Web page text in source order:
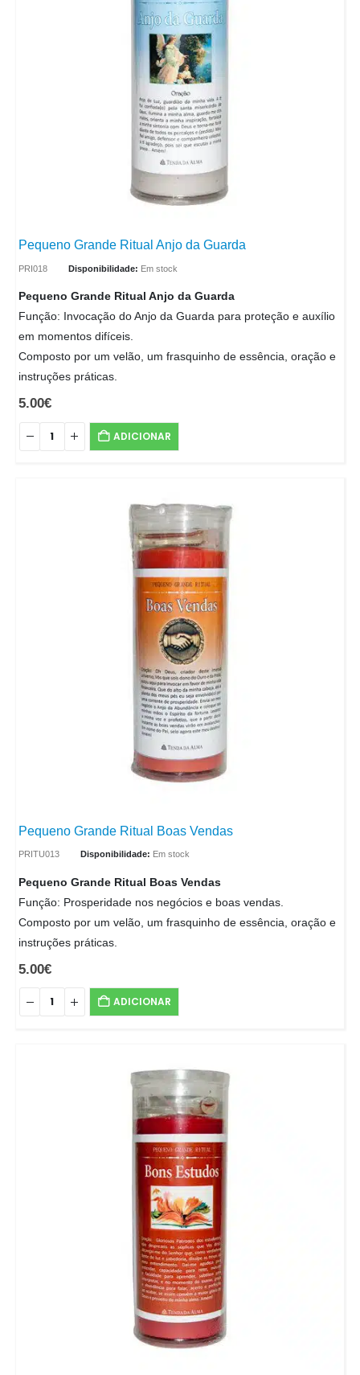
Pequeno Grande Ritual Anjo da Guarda
PRI018 Disponibilidade: Em stock
Pequeno Grande Ritual Anjo da Guarda
Função: Invocação do Anjo da Guarda para proteção e auxílio
em momentos difíceis.
Composto por um velão, um frasquinho de essência, oração e
instruções práticas.
5.00€
ADICIONAR
Pequeno Grande Ritual Boas Vendas
PRITU013 Disponibilidade: Em stock
Pequeno Grande Ritual Boas Vendas
Função: Prosperidade nos negócios e boas vendas.
Composto por um velão, um frasquinho de essência, oração e
instruções práticas.
5.00€
ADICIONAR